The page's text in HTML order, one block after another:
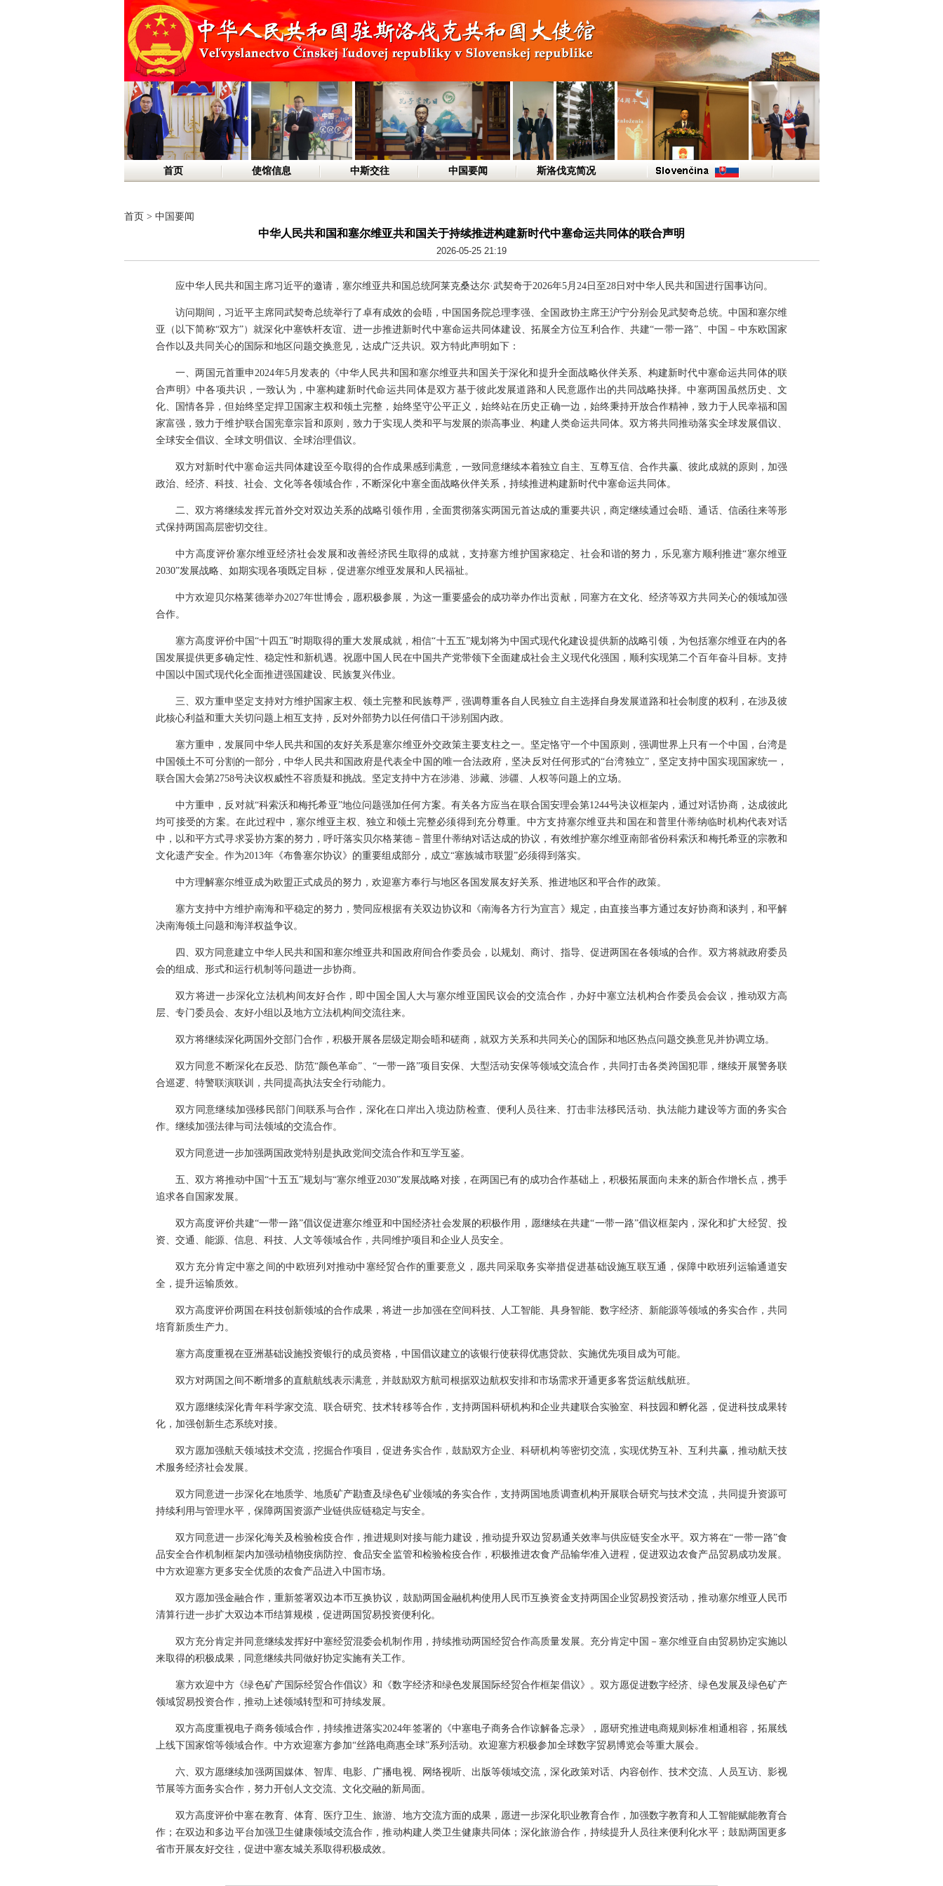
首页 使馆信息 中斯交往 中国要闻 斯洛伐克简况
首页 > 中国要闻
中华人民共和国和塞尔维亚共和国关于持续推进构建新时代中塞命运共同体的联合声明
2026-05-25 21:19
应中华人民共和国主席习近平的邀请，塞尔维亚共和国总统阿莱克桑达尔·武契奇于2026年5月24日至28日对中华人民共和国进行国事访问。
访问期间，习近平主席同武契奇总统举行了卓有成效的会晤，中国国务院总理李强、全国政协主席王沪宁分别会见武契奇总统。中国和塞尔维
亚（以下简称“双方”）就深化中塞铁杆友谊、进一步推进新时代中塞命运共同体建设、拓展全方位互利合作、共建“一带一路”、中国－中东欧国家
合作以及共同关心的国际和地区问题交换意见，达成广泛共识。双方特此声明如下：
一、两国元首重申2024年5月发表的《中华人民共和国和塞尔维亚共和国关于深化和提升全面战略伙伴关系、构建新时代中塞命运共同体的联
合声明》中各项共识，一致认为，中塞构建新时代命运共同体是双方基于彼此发展道路和人民意愿作出的共同战略抉择。中塞两国虽然历史、文
化、国情各异，但始终坚定捍卫国家主权和领土完整，始终坚守公平正义，始终站在历史正确一边，始终秉持开放合作精神，致力于人民幸福和国
家富强，致力于维护联合国宪章宗旨和原则，致力于实现人类和平与发展的崇高事业、构建人类命运共同体。双方将共同推动落实全球发展倡议、
全球安全倡议、全球文明倡议、全球治理倡议。
双方对新时代中塞命运共同体建设至今取得的合作成果感到满意，一致同意继续本着独立自主、互尊互信、合作共赢、彼此成就的原则，加强
政治、经济、科技、社会、文化等各领域合作，不断深化中塞全面战略伙伴关系，持续推进构建新时代中塞命运共同体。
二、双方将继续发挥元首外交对双边关系的战略引领作用，全面贯彻落实两国元首达成的重要共识，商定继续通过会晤、通话、信函往来等形
式保持两国高层密切交往。
中方高度评价塞尔维亚经济社会发展和改善经济民生取得的成就，支持塞方维护国家稳定、社会和谐的努力，乐见塞方顺利推进“塞尔维亚
2030”发展战略、如期实现各项既定目标，促进塞尔维亚发展和人民福祉。
中方欢迎贝尔格莱德举办2027年世博会，愿积极参展，为这一重要盛会的成功举办作出贡献，同塞方在文化、经济等双方共同关心的领域加强
合作。
塞方高度评价中国“十四五”时期取得的重大发展成就，相信“十五五”规划将为中国式现代化建设提供新的战略引领，为包括塞尔维亚在内的各
国发展提供更多确定性、稳定性和新机遇。祝愿中国人民在中国共产党带领下全面建成社会主义现代化强国，顺利实现第二个百年奋斗目标。支持
中国以中国式现代化全面推进强国建设、民族复兴伟业。
三、双方重申坚定支持对方维护国家主权、领土完整和民族尊严，强调尊重各自人民独立自主选择自身发展道路和社会制度的权利，在涉及彼
此核心利益和重大关切问题上相互支持，反对外部势力以任何借口干涉别国内政。
塞方重申，发展同中华人民共和国的友好关系是塞尔维亚外交政策主要支柱之一。坚定恪守一个中国原则，强调世界上只有一个中国，台湾是
中国领土不可分割的一部分，中华人民共和国政府是代表全中国的唯一合法政府，坚决反对任何形式的“台湾独立”，坚定支持中国实现国家统一，
联合国大会第2758号决议权威性不容质疑和挑战。坚定支持中方在涉港、涉藏、涉疆、人权等问题上的立场。
中方重申，反对就“科索沃和梅托希亚”地位问题强加任何方案。有关各方应当在联合国安理会第1244号决议框架内，通过对话协商，达成彼此
均可接受的方案。在此过程中，塞尔维亚主权、独立和领土完整必须得到充分尊重。中方支持塞尔维亚共和国在和普里什蒂纳临时机构代表对话
中，以和平方式寻求妥协方案的努力，呼吁落实贝尔格莱德－普里什蒂纳对话达成的协议，有效维护塞尔维亚南部省份科索沃和梅托希亚的宗教和
文化遗产安全。作为2013年《布鲁塞尔协议》的重要组成部分，成立“塞族城市联盟”必须得到落实。
中方理解塞尔维亚成为欧盟正式成员的努力，欢迎塞方奉行与地区各国发展友好关系、推进地区和平合作的政策。
塞方支持中方维护南海和平稳定的努力，赞同应根据有关双边协议和《南海各方行为宣言》规定，由直接当事方通过友好协商和谈判，和平解
决南海领土问题和海洋权益争议。
四、双方同意建立中华人民共和国和塞尔维亚共和国政府间合作委员会，以规划、商讨、指导、促进两国在各领域的合作。双方将就政府委员
会的组成、形式和运行机制等问题进一步协商。
双方将进一步深化立法机构间友好合作，即中国全国人大与塞尔维亚国民议会的交流合作，办好中塞立法机构合作委员会会议，推动双方高
层、专门委员会、友好小组以及地方立法机构间交流往来。
双方将继续深化两国外交部门合作，积极开展各层级定期会晤和磋商，就双方关系和共同关心的国际和地区热点问题交换意见并协调立场。
双方同意不断深化在反恐、防范“颜色革命”、“一带一路”项目安保、大型活动安保等领域交流合作，共同打击各类跨国犯罪，继续开展警务联
合巡逻、特警联演联训，共同提高执法安全行动能力。
双方同意继续加强移民部门间联系与合作，深化在口岸出入境边防检查、便利人员往来、打击非法移民活动、执法能力建设等方面的务实合
作。继续加强法律与司法领域的交流合作。
双方同意进一步加强两国政党特别是执政党间交流合作和互学互鉴。
五、双方将推动中国“十五五”规划与“塞尔维亚2030”发展战略对接，在两国已有的成功合作基础上，积极拓展面向未来的新合作增长点，携手
追求各自国家发展。
双方高度评价共建“一带一路”倡议促进塞尔维亚和中国经济社会发展的积极作用，愿继续在共建“一带一路”倡议框架内，深化和扩大经贸、投
资、交通、能源、信息、科技、人文等领域合作，共同维护项目和企业人员安全。
双方充分肯定中塞之间的中欧班列对推动中塞经贸合作的重要意义，愿共同采取务实举措促进基础设施互联互通，保障中欧班列运输通道安
全，提升运输质效。
双方高度评价两国在科技创新领域的合作成果，将进一步加强在空间科技、人工智能、具身智能、数字经济、新能源等领域的务实合作，共同
培育新质生产力。
塞方高度重视在亚洲基础设施投资银行的成员资格，中国倡议建立的该银行使获得优惠贷款、实施优先项目成为可能。
双方对两国之间不断增多的直航航线表示满意，并鼓励双方航司根据双边航权安排和市场需求开通更多客货运航线航班。
双方愿继续深化青年科学家交流、联合研究、技术转移等合作，支持两国科研机构和企业共建联合实验室、科技园和孵化器，促进科技成果转
化，加强创新生态系统对接。
双方愿加强航天领域技术交流，挖掘合作项目，促进务实合作，鼓励双方企业、科研机构等密切交流，实现优势互补、互利共赢，推动航天技
术服务经济社会发展。
双方同意进一步深化在地质学、地质矿产勘查及绿色矿业领域的务实合作，支持两国地质调查机构开展联合研究与技术交流，共同提升资源可
持续利用与管理水平，保障两国资源产业链供应链稳定与安全。
双方同意进一步深化海关及检验检疫合作，推进规则对接与能力建设，推动提升双边贸易通关效率与供应链安全水平。双方将在“一带一路”食
品安全合作机制框架内加强动植物疫病防控、食品安全监管和检验检疫合作，积极推进农食产品输华准入进程，促进双边农食产品贸易成功发展。
中方欢迎塞方更多安全优质的农食产品进入中国市场。
双方愿加强金融合作，重新签署双边本币互换协议，鼓励两国金融机构使用人民币互换资金支持两国企业贸易投资活动，推动塞尔维亚人民币
清算行进一步扩大双边本币结算规模，促进两国贸易投资便利化。
双方充分肯定并同意继续发挥好中塞经贸混委会机制作用，持续推动两国经贸合作高质量发展。充分肯定中国－塞尔维亚自由贸易协定实施以
来取得的积极成果，同意继续共同做好协定实施有关工作。
塞方欢迎中方《绿色矿产国际经贸合作倡议》和《数字经济和绿色发展国际经贸合作框架倡议》。双方愿促进数字经济、绿色发展及绿色矿产
领域贸易投资合作，推动上述领域转型和可持续发展。
双方高度重视电子商务领域合作，持续推进落实2024年签署的《中塞电子商务合作谅解备忘录》，愿研究推进电商规则标准相通相容，拓展线
上线下国家馆等领域合作。中方欢迎塞方参加“丝路电商惠全球”系列活动。欢迎塞方积极参加全球数字贸易博览会等重大展会。
六、双方愿继续加强两国媒体、智库、电影、广播电视、网络视听、出版等领域交流，深化政策对话、内容创作、技术交流、人员互访、影视
节展等方面务实合作，努力开创人文交流、文化交融的新局面。
双方高度评价中塞在教育、体育、医疗卫生、旅游、地方交流方面的成果，愿进一步深化职业教育合作，加强数字教育和人工智能赋能教育合
作；在双边和多边平台加强卫生健康领域交流合作，推动构建人类卫生健康共同体；深化旅游合作，持续提升人员往来便利化水平；鼓励两国更多
省市开展友好交往，促进中塞友城关系取得积极成效。